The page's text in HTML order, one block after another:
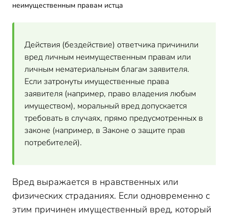
неимущественным правам истца
Действия (бездействие) ответчика причинили
вред личным неимущественным правам или
личным нематериальным благам заявителя.
Если затронуты имущественные права
заявителя (например, право владения любым
имуществом), моральный вред допускается
требовать в случаях, прямо предусмотренных в
законе (например, в Законе о защите прав
потребителей).
Вред выражается в нравственных или
физических страданиях. Если одновременно с
этим причинен имущественный вред, который